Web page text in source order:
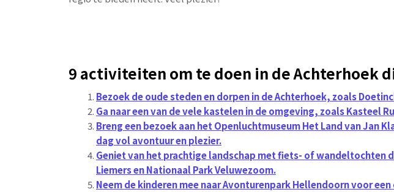
9 activiteiten om te doen in de Achterhoek
Bezoek de oude steden en dorpen in de Achterhoek, zoals
Ga naar een van de vele kastelen in de omgeving, zoals Kasteel
Breng een bezoek aan het Openluchtmuseum Het Land van Jan
dag vol avontuur en plezier.
Geniet van het prachtige landschap met fiets- of wandeltochten
Liemers en Nationaal Park Veluwezoom.
Neem de kinderen mee naar Avonturenpark Hellendoorn voor